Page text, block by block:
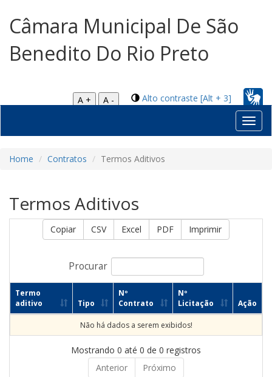
Câmara Municipal De São
Benedito Do Rio Preto
Alto contraste [Alt + 3]
A +
A -
Home Contratos Termos Aditivos
Termos Aditivos
Copiar CSV Excel PDF Imprimir
Procurar
Termo
aditivo
Tipo
Nº
Contrato
Nº
Licitação
Ação
Não há dados a serem exibidos!
Mostrando 0 até 0 de 0 registros
Anterior
Próximo